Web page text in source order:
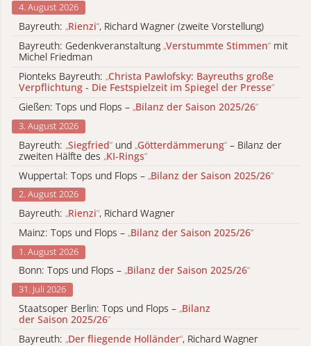
4. August 2026
Bayreuth: „Rienzi“, Richard Wagner (zweite Vorstellung)
Bayreuth: Gedenkveranstaltung „Verstummte Stimmen“ mit
Michel Friedman
Pionteks Bayreuth: „Christa Pawlofsky: Bayreuths große
Verpflichtung - Die Festspielzeit im Spiegel der Presse“
Gießen: Tops und Flops – „Bilanz der Saison 2025/26“
3. August 2026
Bayreuth: „Siegfried“ und „Götterdämmerung“ – Bilanz der
zweiten Hälfte des „KI-Rings“
Wuppertal: Tops und Flops – „Bilanz der Saison 2025/26“
2. August 2026
Bayreuth: „Rienzi“, Richard Wagner
Mainz: Tops und Flops – „Bilanz der Saison 2025/26“
1. August 2026
Bonn: Tops und Flops – „Bilanz der Saison 2025/26“
31. Juli 2026
Staatsoper Berlin: Tops und Flops – „Bilanz
der Saison 2025/26“
Bayreuth: „Der fliegende Holländer“, Richard Wagner